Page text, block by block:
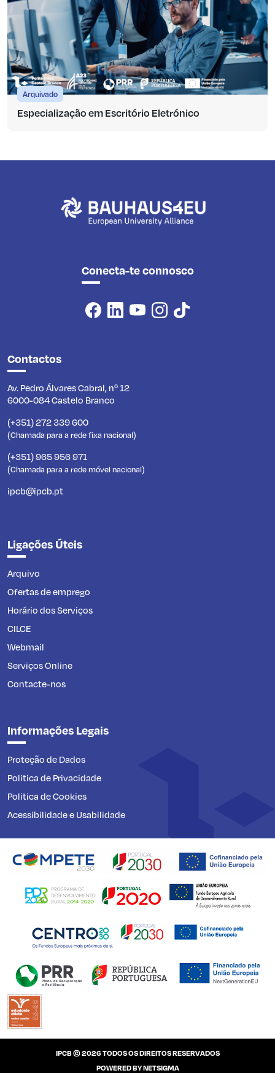
Arquivado
Especialização em Escritório Eletrónico
Conecta-te connosco
Contactos
Av. Pedro Álvares Cabral, nº 12
6000-084 Castelo Branco
(+351) 272 339 600
(Chamada para a rede fixa nacional)
(+351) 965 956 971
(Chamada para a rede móvel nacional)
ipcb@ipcb.pt
Ligações Úteis
Arquivo
Ofertas de emprego
Horário dos Serviços
CILCE
Webmail
Serviços Online
Contacte-nos
Informações Legais
Proteção de Dados
Politica de Privacidade
Politica de Cookies
Acessibilidade e Usabilidade
IPCB © 2026 TODOS OS DIREITOS RESERVADOS
POWERED BYNETSIGMA